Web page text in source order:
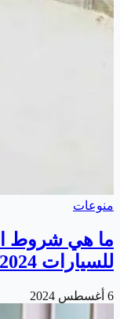
منوعات
ما هي شروط
للسيارات 2024؟
6 أغسطس 2024